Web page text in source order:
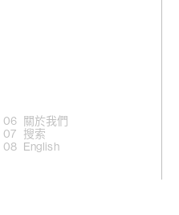
關於我們
搜索
English